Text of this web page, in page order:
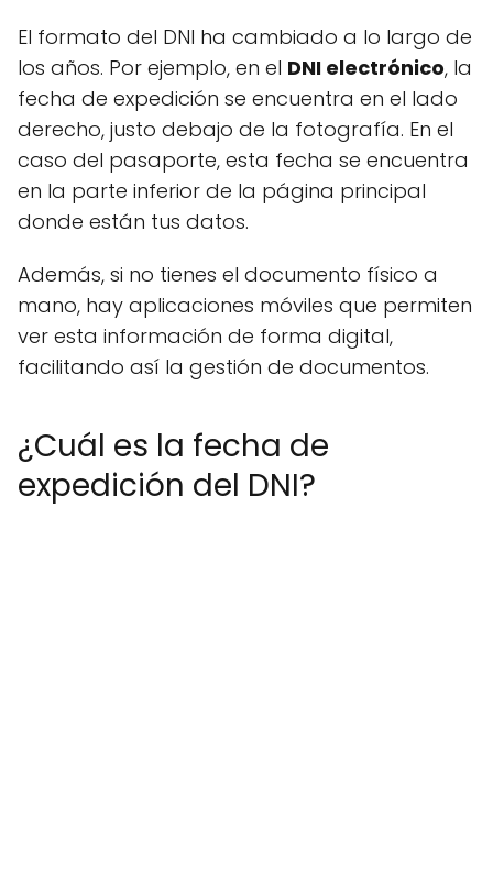
El formato del DNI ha cambiado a lo largo de
los años. Por ejemplo, en el DNI electrónico, la
fecha de expedición se encuentra en el lado
derecho, justo debajo de la fotografía. En el
caso del pasaporte, esta fecha se encuentra
en la parte inferior de la página principal
donde están tus datos.
Además, si no tienes el documento físico a
mano, hay aplicaciones móviles que permiten
ver esta información de forma digital,
facilitando así la gestión de documentos.
¿Cuál es la fecha de
expedición del DNI?